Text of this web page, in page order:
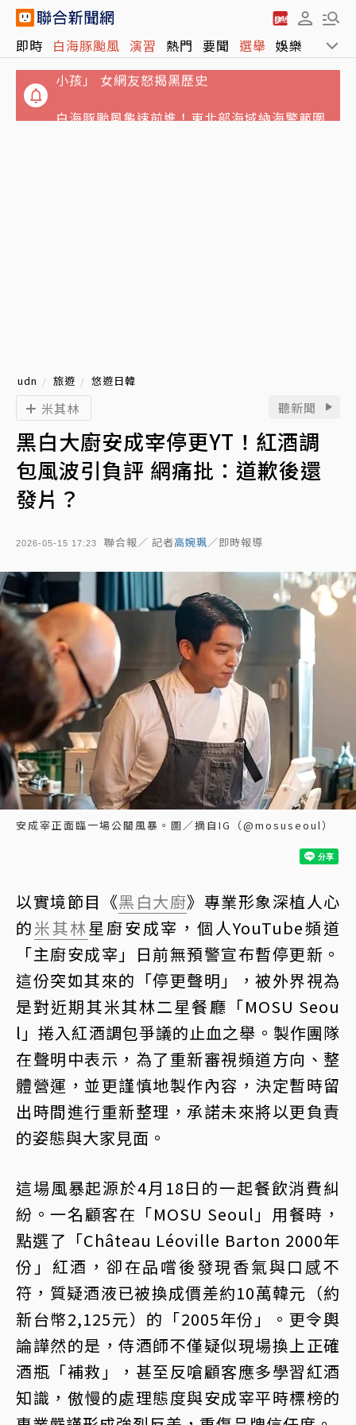
即時 白海豚颱風 演習 熱門 要聞 選舉 娛樂 運動
小孩」 女網友怒揭黑歷史
白海豚颱風龜速前進！東北部海域納海警範圍
udn 旅遊 悠遊日韓
聽新聞
黑白大廚安成宰停更YT！紅酒調
包風波引負評 網痛批：道歉後還
發片？
2026-05-15 17:23 聯合報／ 記者高婉珮／即時報導
米其林
安成宰正面臨一場公關風暴。圖／摘自IG（@mosuseoul）
以實境節目《黑白大廚》專業形象深植人心
的米其林星廚安成宰，個人YouTube頻道
「主廚安成宰」日前無預警宣布暫停更新。
這份突如其來的「停更聲明」，被外界視為
是對近期其米其林二星餐廳「MOSU Seou
l」捲入紅酒調包爭議的止血之舉。製作團隊
在聲明中表示，為了重新審視頻道方向、整
體營運，並更謹慎地製作內容，決定暫時留
出時間進行重新整理，承諾未來將以更負責
的姿態與大家見面。
這場風暴起源於4月18日的一起餐飲消費糾
紛。一名顧客在「MOSU Seoul」用餐時，
點選了「Château Léoville Barton 2000年
份」紅酒，卻在品嚐後發現香氣與口感不
符，質疑酒液已被換成價差約10萬韓元（約
新台幣2,125元）的「2005年份」。更令輿
論譁然的是，侍酒師不僅疑似現場換上正確
酒瓶「補救」，甚至反嗆顧客應多學習紅酒
知識，傲慢的處理態度與安成宰平時標榜的